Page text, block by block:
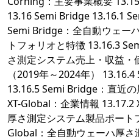
13.16 Semi Bridge 13.16.1
Semi Bridge：全自動ウェー
トフォリオと特徴 13.16.3
さ測定システム売上・収益
（2019年～2024年）
13.16.5 Semi Bridge：直近
XT-Global：企業情報
厚さ測定システム製品ポート
Global：全自動ウェーハ厚